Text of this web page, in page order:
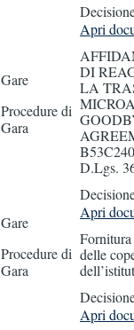
Gare
Procedure di
Gara
Apri
DI
LA
D.Lgs.
Gare
Procedure di
Gara
Apri
delle
Apri